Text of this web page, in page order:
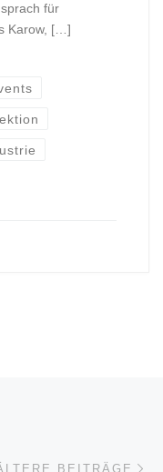
für
Karow, […]
BEITRÄGE